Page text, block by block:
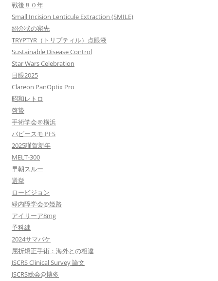
戦後８０年
Small Incision Lenticule Extraction (SMILE)
紹介状の宛先
TRYPTYR（トリプティル）点眼液
Sustainable Disease Control
Star Wars Celebration
日眼2025
Clareon PanOptix Pro
昭和レトロ
啓蟄
手術学会＠横浜
バビースモ PFS
2025謹賀新年
MELT-300
早朝スルー
選挙
ロービジョン
緑内障学会@姫路
アイリーア8mg
予科練
2024サマバケ
屈折矯正手術：海外との相違
JSCRS Clinical Survey 論文
JSCRS総会@博多